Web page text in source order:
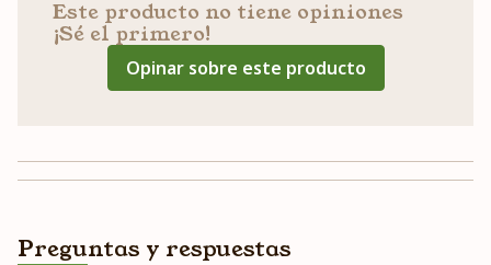
Este producto no tiene opiniones
¡Sé el primero!
Opinar sobre este producto
Preguntas y respuestas